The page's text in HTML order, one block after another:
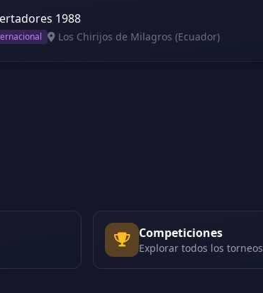
1988
Los Chirijos de Milagros (Ecuador)
Competiciones
Explorar todos los torneos